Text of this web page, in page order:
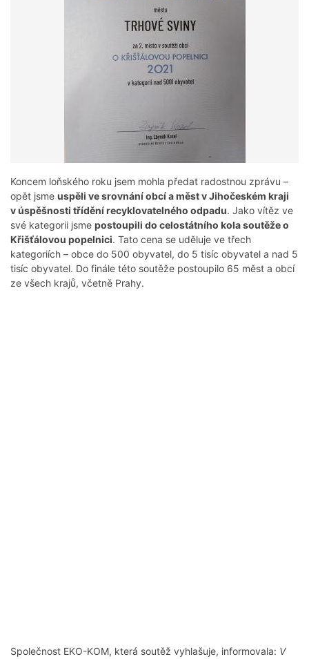
Koncem loňského roku jsem mohla předat radostnou zprávu –
opět jsme uspěli ve srovnání obcí a měst v Jihočeském kraji
v úspěšnosti třídění recyklovatelného odpadu. Jako vítěz ve
své kategorii jsme postoupili do celostátního kola soutěže o
Křišťálovou popelnici. Tato cena se uděluje ve třech
kategoriích – obce do 500 obyvatel, do 5 tisíc obyvatel a nad 5
tisíc obyvatel. Do finále této soutěže postoupilo 65 měst a obcí
ze všech krajů, včetně Prahy.
Společnost EKO­-KOM, která soutěž vyhlašuje, informovala: V